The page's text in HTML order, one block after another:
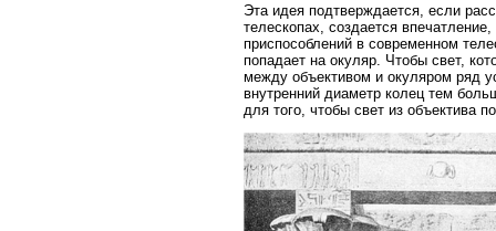
Эта идея подтверждается, если
телескопах, создается
приспособлений в современном
попадает на окуляр. Чтобы свет,
между объективом и окуляром ряд
внутренний диаметр колец тем
для того, чтобы свет из объектива